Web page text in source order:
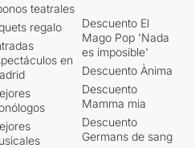
teatrales
regalo
en
Descuento El
Mago Pop 'Nada
es imposible'
Descuento Ànima
Descuento
Mamma mia
Descuento
Germans de sang